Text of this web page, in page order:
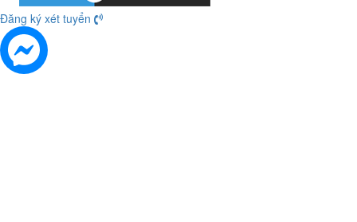
Đăng ký xét tuyển